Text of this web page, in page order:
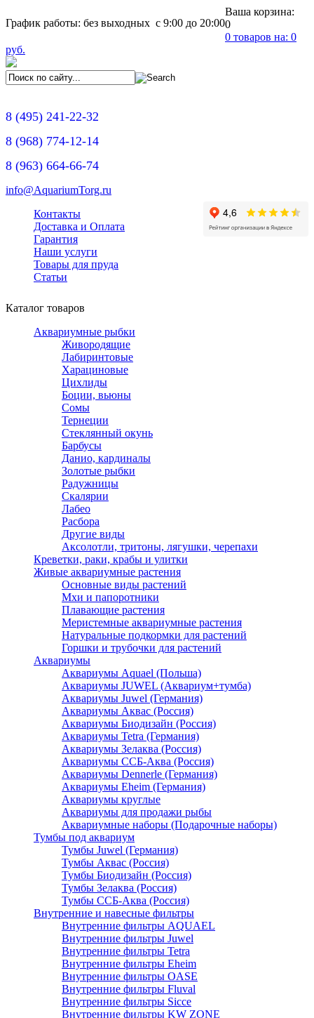
График работы: без выходных с 9:00 до 20:00
Ваша корзина:
0
0 товаров на: 0
руб.
8 (495) 241-22-32
8 (968) 774-12-14
8 (963) 664-66-74
info@AquariumTorg.ru
Контакты
Доставка и Оплата
Гарантия
Наши услуги
Товары для пруда
Статьи
Каталог товаров
Аквариумные рыбки
Живородящие
Лабиринтовые
Харациновые
Цихлиды
Боции, вьюны
Сомы
Тернеции
Стеклянный окунь
Барбусы
Данио, кардиналы
Золотые рыбки
Радужницы
Скалярии
Лабео
Расбора
Другие виды
Аксолотли, тритоны, лягушки, черепахи
Креветки, раки, крабы и улитки
Живые аквариумные растения
Основные виды растений
Мхи и папоротники
Плавающие растения
Меристемные аквариумные растения
Натуральные подкормки для растений
Горшки и трубочки для растений
Аквариумы
Аквариумы Aquael (Польша)
Аквариумы JUWEL (Аквариум+тумба)
Аквариумы Juwel (Германия)
Аквариумы Аквас (Россия)
Аквариумы Биодизайн (Россия)
Аквариумы Tetra (Германия)
Аквариумы Зелаква (Россия)
Аквариумы ССБ-Аква (Россия)
Аквариумы Dennerle (Германия)
Аквариумы Eheim (Германия)
Аквариумы круглые
Аквариумы для продажи рыбы
Аквариумные наборы (Подарочные наборы)
Тумбы под аквариум
Тумбы Juwel (Германия)
Тумбы Аквас (Россия)
Тумбы Биодизайн (Россия)
Тумбы Зелаква (Россия)
Тумбы ССБ-Аква (Россия)
Внутренние и навесные фильтры
Внутренние фильтры AQUAEL
Внутренние фильтры Juwel
Внутренние фильтры Tetra
Внутренние фильтры Eheim
Внутренние фильтры OASE
Внутренние фильтры Fluval
Внутренние фильтры Sicce
Внутренние фильтры KW ZONE